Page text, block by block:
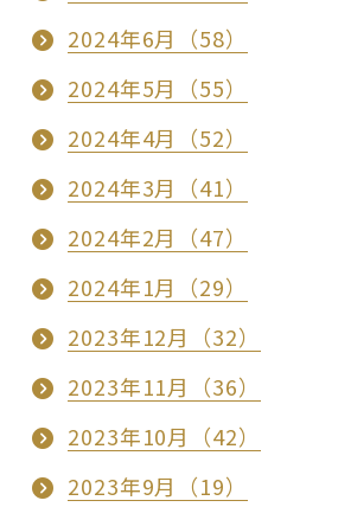
2024年6月（58）
2024年5月（55）
2024年4月（52）
2024年3月（41）
2024年2月（47）
2024年1月（29）
2023年12月（32）
2023年11月（36）
2023年10月（42）
2023年9月（19）